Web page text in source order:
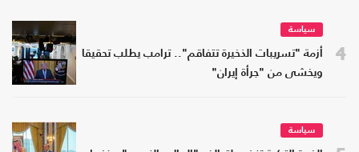
4
سياسة
أزمة "تسريبات الذخيرة تتفاقم".. ترامب يطلب تحقيقا
ويخشى من "جرأة إيران"
سياسة